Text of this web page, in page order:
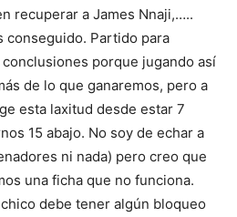
recuperar a James Nnaji,…..
conseguido. Partido para
porque jugando así
de lo que ganaremos, pero a
esta laxitud desde estar 7
15 abajo. No soy de echar a
ni nada) pero creo que
una ficha que no funciona.
debe tener algún bloqueo